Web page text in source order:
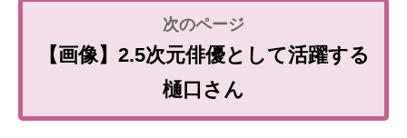
【画像】2.5次元俳優として活躍する
樋口さん